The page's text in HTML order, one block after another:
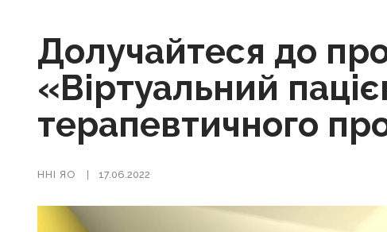
Долучайтеся до
«Віртуальний
терапевтичного
ННІ ЯО 17.06.2022